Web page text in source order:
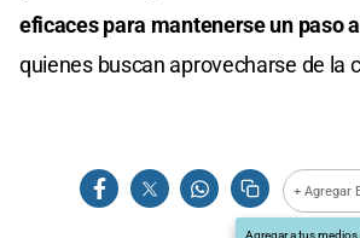
eficaces para mantenerse un paso
quienes buscan aprovecharse de la
+ Agregar